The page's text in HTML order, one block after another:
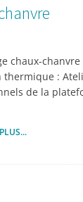
chaux-chanvre
thermique :
de la